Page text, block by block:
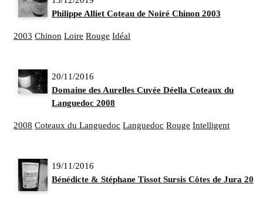
Philippe Alliet Coteau de Noiré Chinon 2003
2003 Chinon Loire Rouge Idéal
20/11/2016
Domaine des Aurelles Cuvée Déella Coteaux du
Languedoc 2008
2008 Coteaux du Languedoc Languedoc Rouge Intelligent
19/11/2016
Bénédicte & Stéphane Tissot Sursis Côtes de Jura 2011